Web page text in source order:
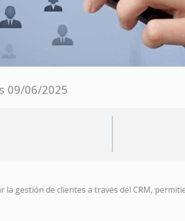
09/06/2025
gestión de clientes a través del CRM,